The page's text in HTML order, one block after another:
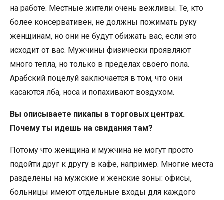
на работе. Местные жители очень вежливы. Те, кто
более консервативен, не должны пожимать руку
женщинам, но они не будут обижать вас, если это
исходит от вас. Мужчины физически проявляют
много тепла, но только в пределах своего пола.
Арабский поцелуй заключается в том, что они
касаются лба, носа и попахивают воздухом.
Вы описываете пикапы в торговых центрах.
Почему ты идешь на свидания там?
Потому что женщина и мужчина не могут просто
подойти друг к другу в кафе, например. Многие места
разделены на мужские и женские зоны: офисы,
больницы имеют отдельные входы для каждого